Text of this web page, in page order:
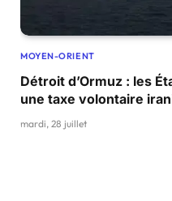
MOYEN-ORIENT
Détroit d’Ormuz : les
une taxe volontaire
mardi, 28 juillet